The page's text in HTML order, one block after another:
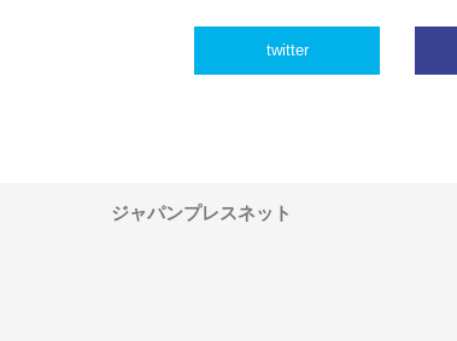
twitter
ジャパンプレスネット